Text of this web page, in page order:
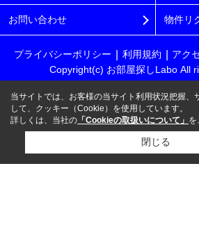
お問い合わせ 物件リ
プライバシーポリシー 利用規約 アク
Copyright(c) お部屋探しLabo All
当サイトでは、お客様の当サイト利用状況把握、
して、クッキー（Cookie）を使用しています。
詳しくは、当社の 「Cookieの取扱いについて」 を
閉じる